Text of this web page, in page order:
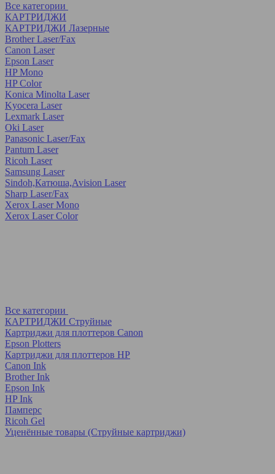
Все категории
КАРТРИДЖИ
КАРТРИДЖИ Лазерные
Brother Laser/Fax
Canon Laser
Epson Laser
HP Mono
HP Color
Konica Minolta Laser
Kyocera Laser
Lexmark Laser
Oki Laser
Panasonic Laser/Fax
Pantum Laser
Ricoh Laser
Samsung Laser
Sindoh,Катюша,Avision Laser
Sharp Laser/Fax
Xerox Laser Mono
Xerox Laser Color
Все категории
КАРТРИДЖИ Струйные
Картриджи для плоттеров Canon
Epson Plotters
Картриджи для плоттеров HP
Canon Ink
Brother Ink
Epson Ink
HP Ink
Памперс
Ricoh Gel
Уценённые товары (Струйные картриджи)